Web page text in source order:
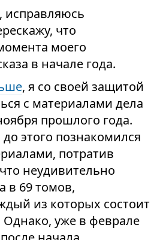
исправляюсь
что
моего
в начале года.
, я со своей защитой
с материалами дела
прошлого года.
этого познакомился
потратив
неудивительно
в 69 томов,
из которых состоит
Однако, уже в феврале